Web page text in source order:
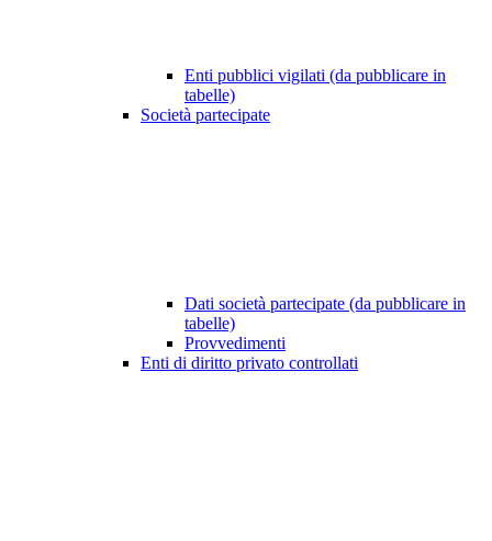
Enti pubblici vigilati (da pubblicare in
tabelle)
Società partecipate
Dati società partecipate (da pubblicare in
tabelle)
Provvedimenti
Enti di diritto privato controllati